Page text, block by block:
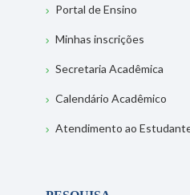
Portal de Ensino
Minhas inscrições
Secretaria Acadêmica
Calendário Acadêmico
Atendimento ao